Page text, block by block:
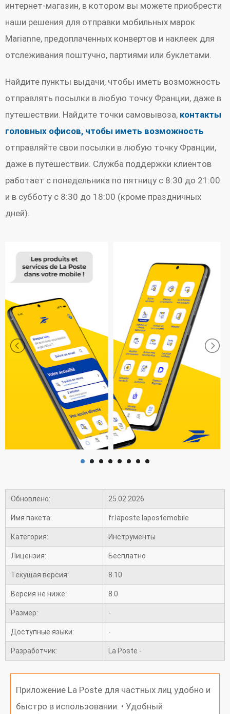
интернет-магазин, в котором вы можете приобрести
наши решения для отправки мобильных марок
Marianne, предоплаченных конвертов и наклеек для
отслеживания поштучно, партиями или буклетами.
Найдите пункты выдачи, чтобы иметь возможность
отправлять посылки в любую точку Франции, даже в
путешествии. Найдите точки самовывоза, контакты
головных офисов, чтобы иметь возможность
отправляйте свои посылки в любую точку Франции,
даже в путешествии. Служба поддержки клиентов
работает с понедельника по пятницу с 8:30 до 21:00
и в субботу с 8:30 до 18:00 (кроме праздничных
дней).
Обновлено: 25.02.2026
Имя пакета: fr.laposte.lapostemobile
Категория: Инструменты
Лицензия: Бесплатно
Текущая версия: 8.10
Версия не ниже: 8.0
Размер: -
Доступные языки: -
Разработчик: La Poste -
Приложение La Poste для частных лиц удобно и
быстро в использовании: • Удобный